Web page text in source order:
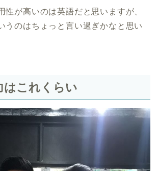
性が高いのは英語だと思いますが、
うのはちょっと言い過ぎかなと思い
はこれくらい